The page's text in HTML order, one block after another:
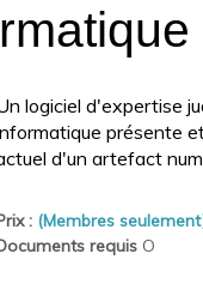
logiciel d'expertise
présente
d'un artefact
: (Membres
requis O